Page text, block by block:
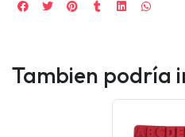
Tambien podría